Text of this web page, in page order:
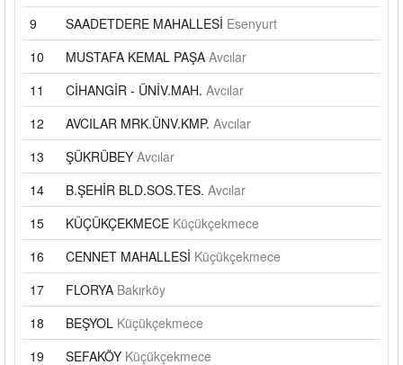
9
SAADETDERE MAHALLESİ Esenyurt
10
MUSTAFA KEMAL PAŞA Avcılar
11
CİHANGİR - ÜNİV.MAH. Avcılar
12
AVCILAR MRK.ÜNV.KMP. Avcılar
13
ŞÜKRÜBEY Avcılar
14
B.ŞEHİR BLD.SOS.TES. Avcılar
15
KÜÇÜKÇEKMECE Küçükçekmece
16
CENNET MAHALLESİ Küçükçekmece
17
FLORYA Bakırköy
18
BEŞYOL Küçükçekmece
19
SEFAKÖY Küçükçekmece